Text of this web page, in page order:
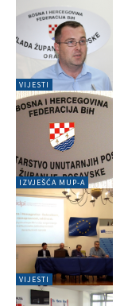
VIJESTI
IZVJEŠĆA MUP-A
VIJESTI